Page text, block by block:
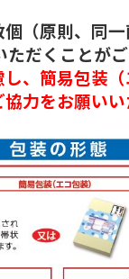
（原則、同
だくことがご
、簡易包装
力をお願いい